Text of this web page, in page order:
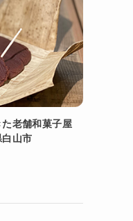
老舗和菓子屋
白山市